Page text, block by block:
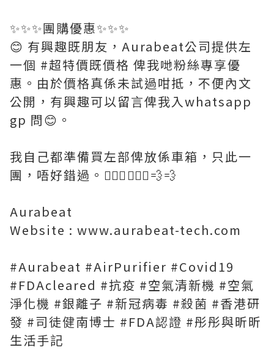
✨✨✨團購優惠✨✨✨
😊 有興趣既朋友，Aurabeat公司提供左
一個 #超特價既價格 俾我哋粉絲專享優
惠。由於價格真係未試過咁抵，不便內文
公開，有興趣可以留言俾我入whatsapp
gp 問😊。
我自己都準備買左部俾放係車箱，只此一
團，唔好錯過。🏃🏻‍♀️🏃🏻‍♀️💨💨
Aurabeat
Website : www.aurabeat-tech.com
#Aurabeat #AirPurifier #Covid19
#FDAcleared #抗疫 #空氣清新機 #空氣
淨化機 #銀離子 #新冠病毒 #殺菌 #香港研
發 #司徒健南博士 #FDA認證 #彤彤與昕昕
生活手記